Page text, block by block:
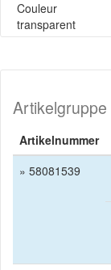
Couleur
transparent
Artikelgruppe
Artikelnummer
» 58081539